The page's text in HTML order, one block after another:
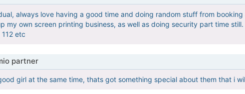
always love having a good time and doing random stuff from
my own screen printing business, as well as doing security part time
etc
partner
girl at the same time, thats got something special about them that i